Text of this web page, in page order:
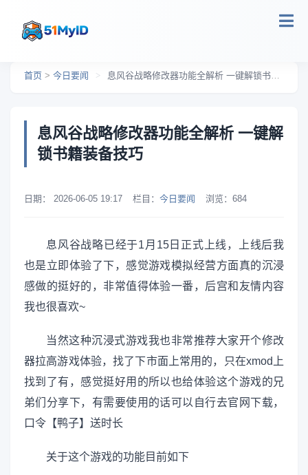
首页 > 今日要闻 > 息风谷战略修改器功能全解析 一键解锁书籍装备技巧
息风谷战略修改器功能全解析 一键解
锁书籍装备技巧
日期： 2026-06-05 19:17 栏目： 今日要闻 浏览： 684
息风谷战略已经于1月15日正式上线，上线后我
也是立即体验了下，感觉游戏模拟经营方面真的沉浸
感做的挺好的，非常值得体验一番，后宫和友情内容
我也很喜欢~
当然这种沉浸式游戏我也非常推荐大家开个修改
器拉高游戏体验，找了下市面上常用的，只在xmod上
找到了有，感觉挺好用的所以也给体验这个游戏的兄
弟们分享下，有需要使用的话可以自行去官网下载，
口令【鸭子】送时长
关于这个游戏的功能目前如下